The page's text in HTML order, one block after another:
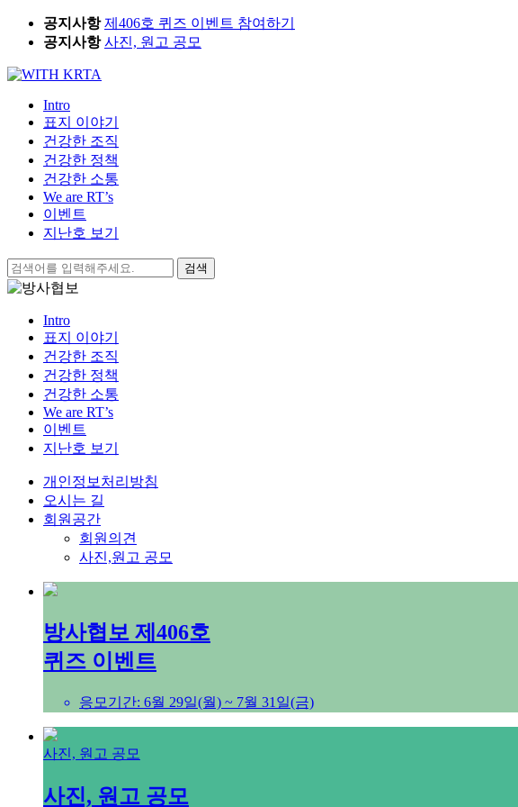
Skip
content
공지사항 제406호 퀴즈 이벤트 참여하기
공지사항 사진, 원고 공모
Intro
표지 이야기
건강한 조직
건강한 정책
건강한 소통
We are RT’s
이벤트
지난호 보기
검
색:
Intro
표지 이야기
건강한 조직
건강한 정책
건강한 소통
We are RT’s
이벤트
지난호 보기
개인정보처리방침
오시는 길
회원공간
회원의견
사진,원고 공모
방사협보 제406호
퀴즈 이벤트
응모기간: 6월 29일(월) ~ 7월 31일(금)
사진, 원고 공모
사진, 원고 공모